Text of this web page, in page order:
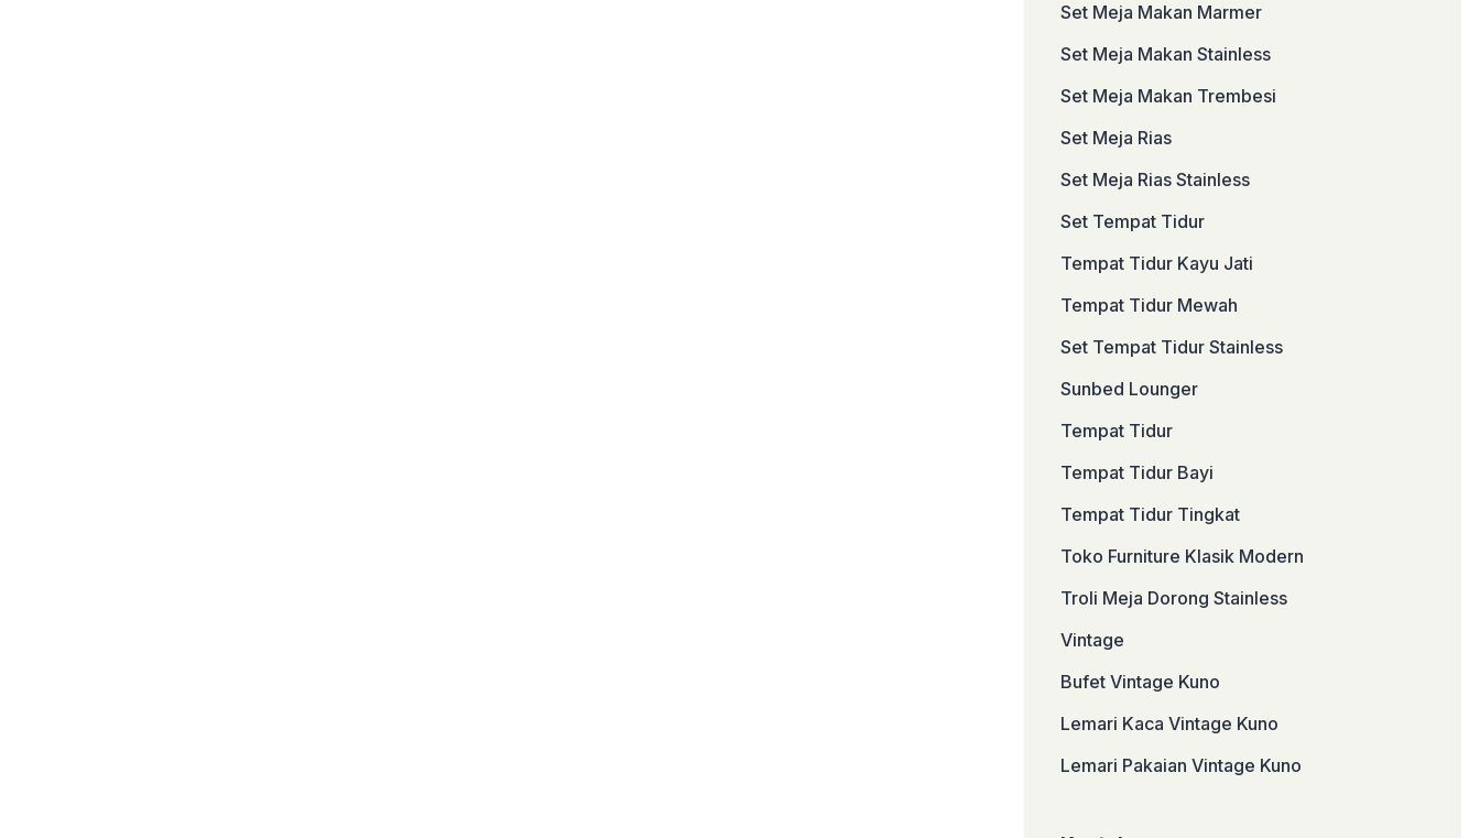
Set Meja Makan Marmer
Set Meja Makan Stainless
Set Meja Makan Trembesi
Set Meja Rias
Set Meja Rias Stainless
Set Tempat Tidur
Tempat Tidur Kayu Jati
Tempat Tidur Mewah
Set Tempat Tidur Stainless
Sunbed Lounger
Tempat Tidur
Tempat Tidur Bayi
Tempat Tidur Tingkat
Toko Furniture Klasik Modern
Troli Meja Dorong Stainless
Vintage
Bufet Vintage Kuno
Lemari Kaca Vintage Kuno
Lemari Pakaian Vintage Kuno